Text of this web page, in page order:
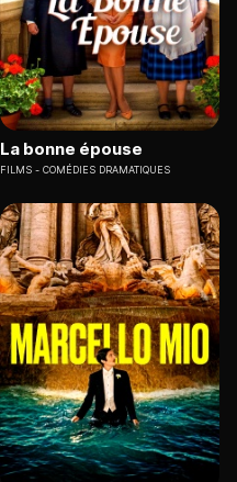
La bonne épouse
FILMS COMÉDIES DRAMATIQUES